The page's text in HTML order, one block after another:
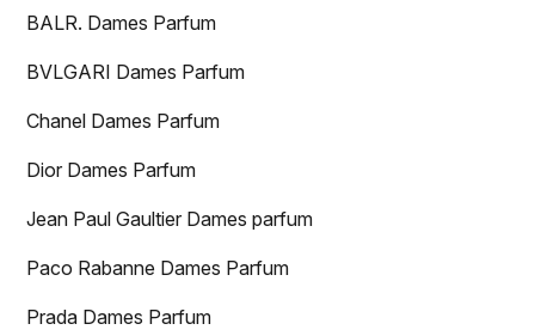
BALR. Dames Parfum
BVLGARI Dames Parfum
Chanel Dames Parfum
Dior Dames Parfum
Jean Paul Gaultier Dames parfum
Paco Rabanne Dames Parfum
Prada Dames Parfum